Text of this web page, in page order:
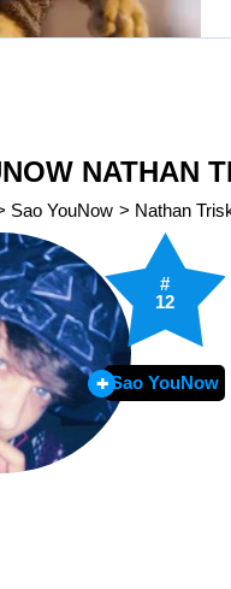
NATHAN
Sao YouNow > Nathan
#
12
Sao YouNow